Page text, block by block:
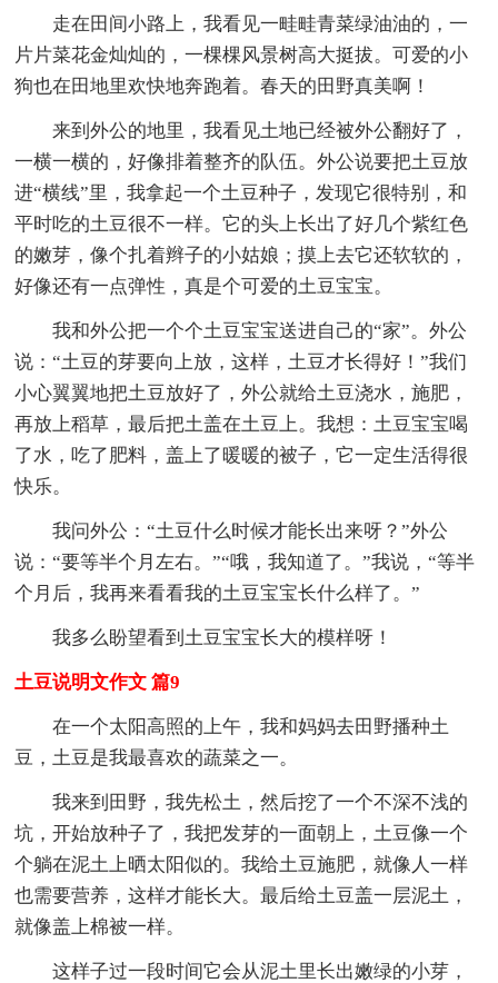
走在田间小路上，我看见一畦畦青菜绿油油的，一
片片菜花金灿灿的，一棵棵风景树高大挺拔。可爱的小
狗也在田地里欢快地奔跑着。春天的田野真美啊！
来到外公的地里，我看见土地已经被外公翻好了，
一横一横的，好像排着整齐的队伍。外公说要把土豆放
进“横线”里，我拿起一个土豆种子，发现它很特别，和
平时吃的土豆很不一样。它的头上长出了好几个紫红色
的嫩芽，像个扎着辫子的小姑娘；摸上去它还软软的，
好像还有一点弹性，真是个可爱的土豆宝宝。
我和外公把一个个土豆宝宝送进自己的“家”。外公
说：“土豆的芽要向上放，这样，土豆才长得好！”我们
小心翼翼地把土豆放好了，外公就给土豆浇水，施肥，
再放上稻草，最后把土盖在土豆上。我想：土豆宝宝喝
了水，吃了肥料，盖上了暖暖的被子，它一定生活得很
快乐。
我问外公：“土豆什么时候才能长出来呀？”外公
说：“要等半个月左右。”“哦，我知道了。”我说，“等半
个月后，我再来看看我的土豆宝宝长什么样了。”
我多么盼望看到土豆宝宝长大的模样呀！
土豆说明文作文 篇9
在一个太阳高照的上午，我和妈妈去田野播种土
豆，土豆是我最喜欢的蔬菜之一。
我来到田野，我先松土，然后挖了一个不深不浅的
坑，开始放种子了，我把发芽的一面朝上，土豆像一个
个躺在泥土上晒太阳似的。我给土豆施肥，就像人一样
也需要营养，这样才能长大。最后给土豆盖一层泥土，
就像盖上棉被一样。
这样子过一段时间它会从泥土里长出嫩绿的小芽，